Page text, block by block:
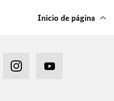
Inicio de página